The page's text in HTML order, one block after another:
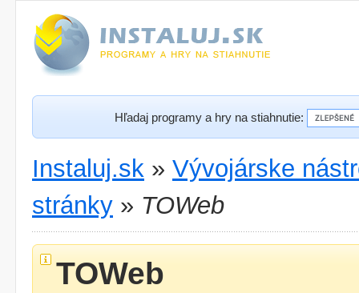
Hľadaj programy a hry na stiahnutie:
Instaluj.sk » Vývojárske
stránky » TOWeb
TOWeb